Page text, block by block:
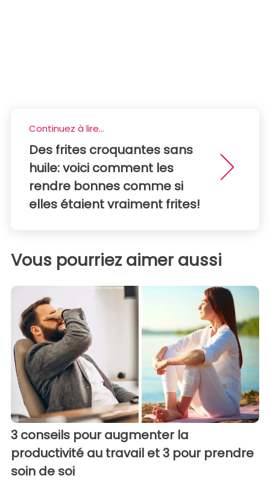
Continuez à lire...
Des frites croquantes sans
huile: voici comment les
rendre bonnes comme si
elles étaient vraiment frites!
Vous pourriez aimer aussi
3 conseils pour augmenter la
productivité au travail et 3 pour prendre
soin de soi